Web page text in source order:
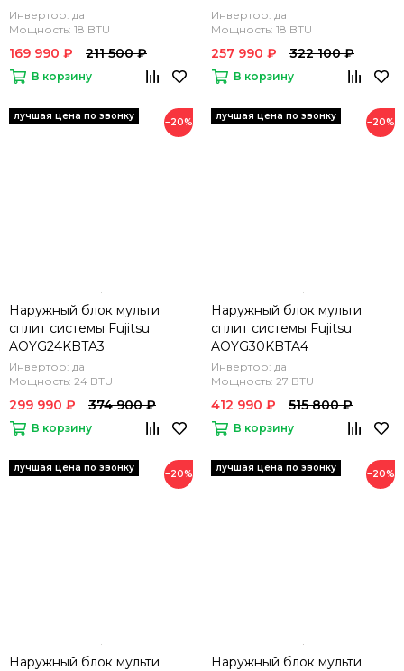
Инвертор: да
Мощность: 18 BTU
169 990 ₽ 211 500 ₽
В корзину
Инвертор: да
Мощность: 18 BTU
257 990 ₽ 322 100 ₽
В корзину
−20%
Наружный блок мульти
сплит системы Fujitsu
AOYG24KBTA3
Инвертор: да
Мощность: 24 BTU
299 990 ₽ 374 900 ₽
В корзину
−20%
Наружный блок мульти
сплит системы Fujitsu
AOYG30KBTA4
Инвертор: да
Мощность: 27 BTU
412 990 ₽ 515 800 ₽
В корзину
−20%
Наружный блок мульти
−20%
Наружный блок мульти